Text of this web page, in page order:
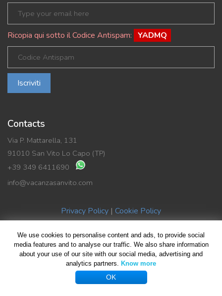
Ricopia qui sotto il Codice Antispam: YADMQ
Iscriviti
Contacts
Via P. Mattarella, 131
91010 San Vito Lo Capo (TP)
+39 349 6411690
info@vacanzasanvito.com
Privacy Policy | Cookie Policy
© Copyright 2019 Vacanza SanVito di Benedetto La Rocca | P.Iva
02489590816
All rights reserved | Design byGiovanni Giliberti| Foto HomePage
We use cookies to personalise content and ads, to provide social
media features and to analyse our traffic. We also share information
about your use of our site with our social media, advertising and
analytics partners. Know more
OK